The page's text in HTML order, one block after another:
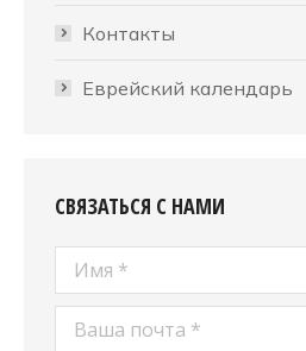
Контакты
Еврейский календарь
СВЯЗАТЬСЯ С НАМИ
Имя *
Ваша почта *